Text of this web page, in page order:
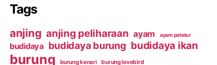
Tags
anjing anjing peliharaan ayam ayam petelur
budidaya budidaya burung budidaya ikan
burung burung kenari burung lovebird